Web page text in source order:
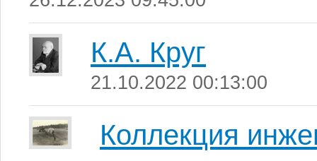
К.А. Круг
21.10.2022 00:13:00
Коллекция